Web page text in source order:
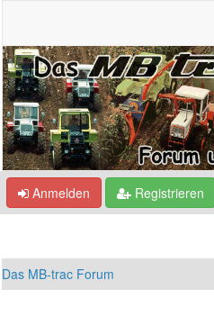
Anmelden Registrieren
Das MB-trac Forum